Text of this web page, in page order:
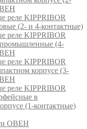
реле KIPPRIBOR
(2- и 4-контактные)
реле KIPPRIBOR
(4-
реле KIPPRIBOR
корпусе (3-
реле KIPPRIBOR
в
(1-контактные)
ОВЕН